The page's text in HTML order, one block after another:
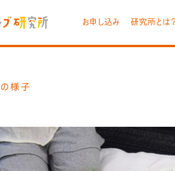
お申し込み 研究所とは
様子